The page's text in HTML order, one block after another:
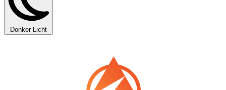
Donker Licht